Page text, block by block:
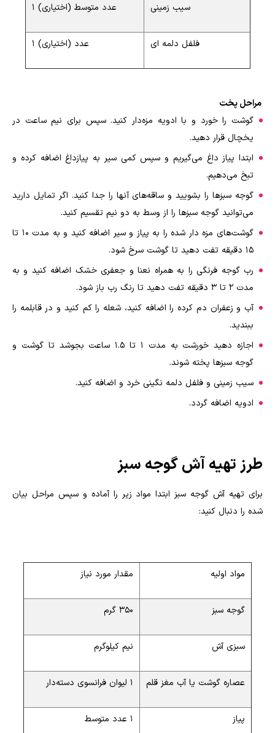
سیب زمینی 1 عدد متوسط (اختیاری)
فلفل دلمه ای 1 عدد (اختیاری)
مراحل پخت
گوشت را خورد و با ادویه مزه‌دار کنید. سپس برای نیم ساعت در
یخچال قرار دهید.
ابتدا پیاز داغ می‌گیریم و سپس کمی سیر به پیازداغ اضافه کرده و
تبخ می‌دهیم.
گوجه سبزها را بشویید و ساقه‌های آنها را جدا کنید. اگر تمایل دارید
می‌توانید گوجه سبزها را از وسط به دو نیم تقسیم کنید.
گوشت‌های مزه دار شده را به پیاز و سیر اضافه کنید و به مدت 10 تا
15 دقیقه تفت دهید تا گوشت سرخ شود.
رب گوجه فرنگی را به همراه نعنا و جعفری خشک اضافه کنید و به
مدت 2 تا 3 دقیقه تفت دهید تا رنگ رب باز شود.
آب و زعفران دم کرده را اضافه کنید، شعله را کم کنید و در قابلمه را
ببندید.
اجازه دهید خورشت به مدت 1 تا 1.5 ساعت بجوشد تا گوشت و
گوجه سبزها پخته شوند.
سیب زمینی و فلفل دلمه نگینی خرد و اضافه کنید.
ادویه اضافه گردد.
طرز تهیه آش گوجه سبز
برای تهیه آش گوجه سبز ابتدا مواد زیر را آماده و سپس مراحل بیان
شده را دنبال کنید:
مواد اولیه مقدار مورد نیاز
گوجه سبز ۳۵۰ گرم
سبزی آش نیم کیلوگرم
عصاره گوشت یا آب مغز قلم ۱ لیوان فرانسوی دسته‌دار
پیاز ۱ عدد متوسط